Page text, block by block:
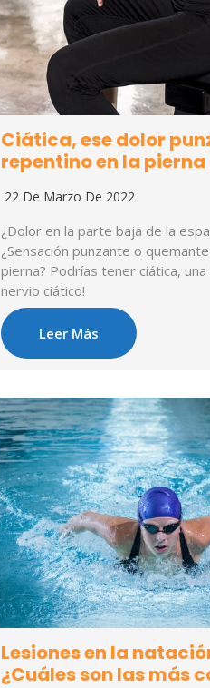
Ciática, ese dolor
repentino en la pierna
22 De Marzo De 2022
¿Dolor en la parte baja de la
¿Sensación punzante o
pierna? Podrías tener ciática,
nervio ciático!
Leer Más
Lesiones en la
¿Cuáles son las más